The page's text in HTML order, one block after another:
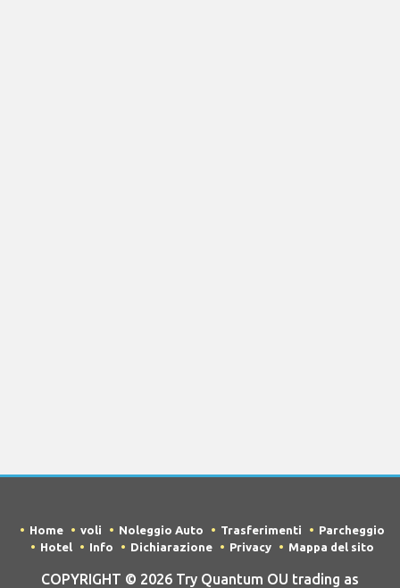
Home voli Noleggio Auto Trasferimenti
Parcheggio
Hotel
Info Dichiarazione Privacy Mappa del sito
COPYRIGHT © 2026 Try Quantum OU trading as